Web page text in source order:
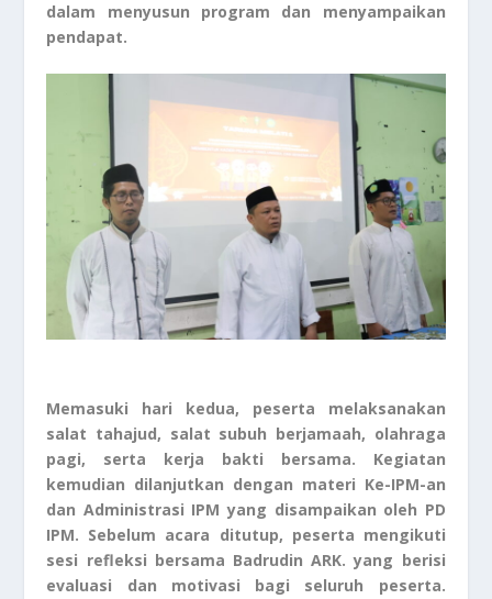
dalam menyusun program dan menyampaikan
pendapat.
Memasuki hari kedua, peserta melaksanakan
salat tahajud, salat subuh berjamaah, olahraga
pagi, serta kerja bakti bersama. Kegiatan
kemudian dilanjutkan dengan materi Ke-IPM-an
dan Administrasi IPM yang disampaikan oleh PD
IPM. Sebelum acara ditutup, peserta mengikuti
sesi refleksi bersama Badrudin ARK. yang berisi
evaluasi dan motivasi bagi seluruh peserta.